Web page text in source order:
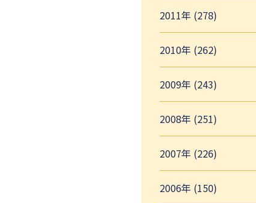
2011年 (278)
2010年 (262)
2009年 (243)
2008年 (251)
2007年 (226)
2006年 (150)